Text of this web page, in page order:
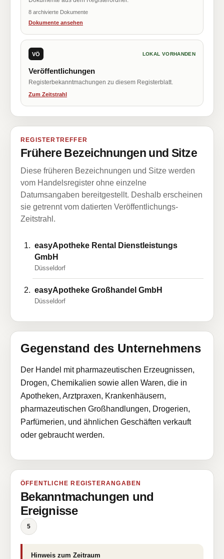
8 archivierte Dokumente
Dokumente ansehen
VÖ LOKAL VORHANDEN
Veröffentlichungen
Registerbekanntmachungen zu diesem Registerblatt.
Zum Zeitstrahl
REGISTERTREFFER
Frühere Bezeichnungen und Sitze
Diese früheren Bezeichnungen und Sitze werden
vom Handelsregister ohne einzelne
Datumsangaben bereitgestellt. Deshalb erscheinen
sie getrennt vom datierten Veröffentlichungs-
Zeitstrahl.
easyApotheke Rental Dienstleistungs
GmbH
Düsseldorf
easyApotheke Großhandel GmbH
Düsseldorf
Gegenstand des Unternehmens
Der Handel mit pharmazeutischen Erzeugnissen,
Drogen, Chemikalien sowie allen Waren, die in
Apotheken, Arztpraxen, Krankenhäusern,
pharmazeutischen Großhandlungen, Drogerien,
Parfümerien, und ähnlichen Geschäften verkauft
oder gebraucht werden.
ÖFFENTLICHE REGISTERANGABEN
Bekanntmachungen und
Ereignisse
5
Hinweis zum Zeitraum